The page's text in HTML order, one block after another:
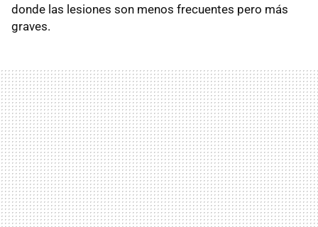
donde las lesiones son menos frecuentes pero más
graves.